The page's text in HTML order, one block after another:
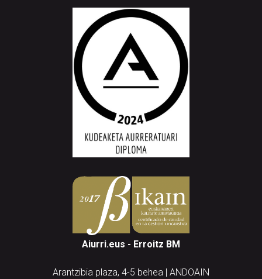
Aiurri.eus - Erroitz BM
Arantzibia plaza, 4-5 behea | ANDOAIN